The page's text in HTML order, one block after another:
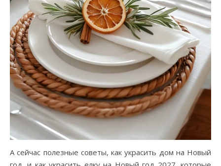
А сейчас полезные советы, как украсить дом на Новый